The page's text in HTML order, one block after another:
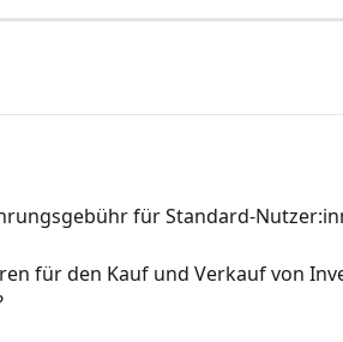
für Standard-
für den Kauf und Verkauf von